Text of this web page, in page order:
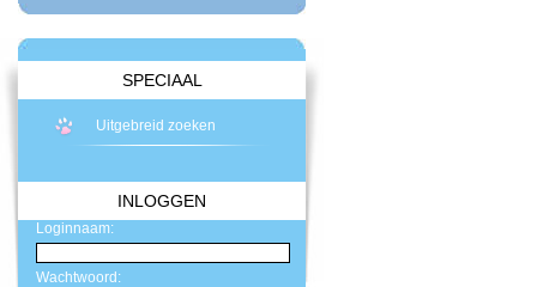
SPECIAAL
Uitgebreid zoeken
INLOGGEN
Loginnaam:
Wachtwoord: